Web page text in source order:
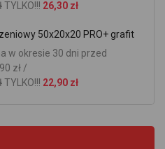
TYLKO!!! 26,30 zł
50x20x20 PRO+ grafit
w okresie 30 dni przed
zł /
TYLKO!!! 22,90 zł